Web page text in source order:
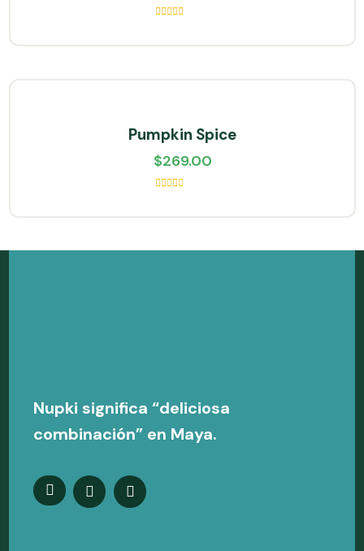
5
Pumpkin Spice
$269.00
5
Nupki significa “deliciosa
combinación” en Maya.